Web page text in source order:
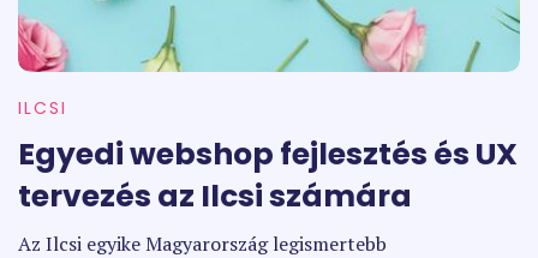
ILCSI
Egyedi webshop fejlesztés és UX
tervezés az Ilcsi számára
Az Ilcsi egyike Magyarország legismertebb